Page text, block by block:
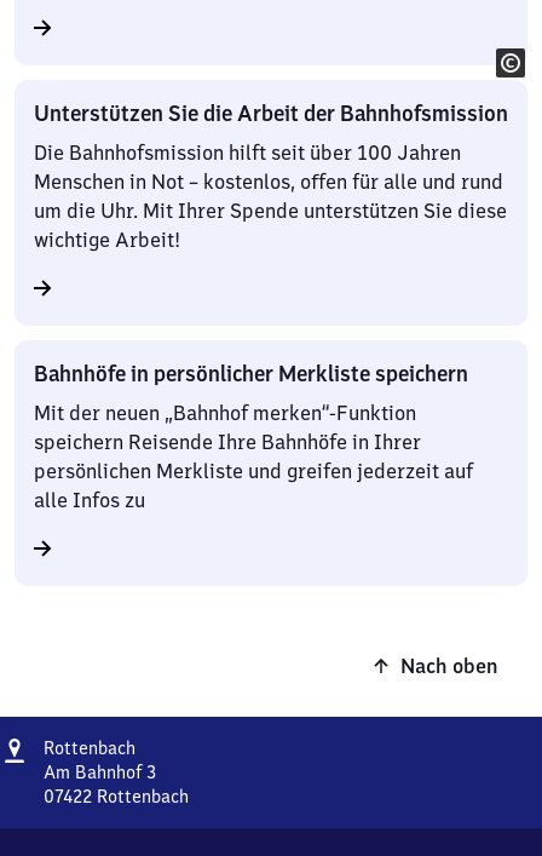
Unterstützen Sie die Arbeit der Bahnhofsmission
Die Bahnhofsmission hilft seit über 100 Jahren
Menschen in Not – kostenlos, offen für alle und rund
um die Uhr. Mit Ihrer Spende unterstützen Sie diese
wichtige Arbeit!
Bahnhöfe in persönlicher Merkliste speichern
Mit der neuen „Bahnhof merken“-Funktion
speichern Reisende Ihre Bahnhöfe in Ihrer
persönlichen Merkliste und greifen jederzeit auf
alle Infos zu
Nach oben
Adresse
Rottenbach
Am Bahnhof 3
07422 Rottenbach